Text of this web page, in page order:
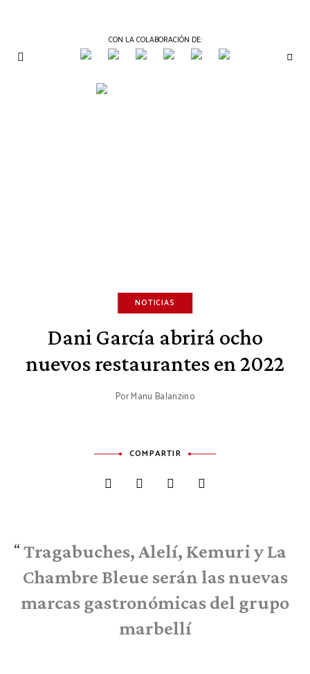
CON LA COLABORACIÓN DE:
Periódico
NOTICIAS
Dani García abrirá ocho
nuevos restaurantes en 2022
PorManu Balanzino
COMPARTIR
Tragabuches, Alelí, Kemuri y La
Chambre Bleue serán las nuevas
marcas gastronómicas del grupo
marbellí